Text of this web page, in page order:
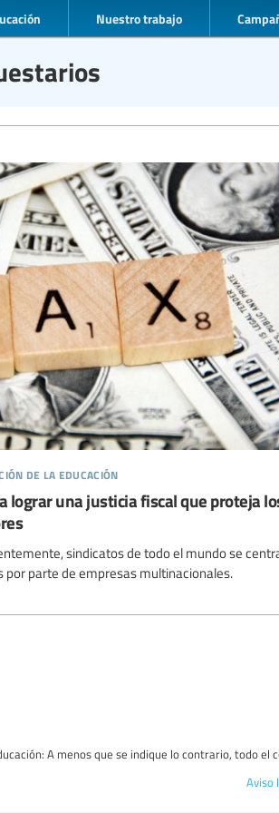
Nuestro trabajo
de la educación
lograr una justicia fiscal que proteja
sindicatos de todo el mundo se
por parte de empresas multinacionales.
A menos que se indique lo contrario, todo
Aviso